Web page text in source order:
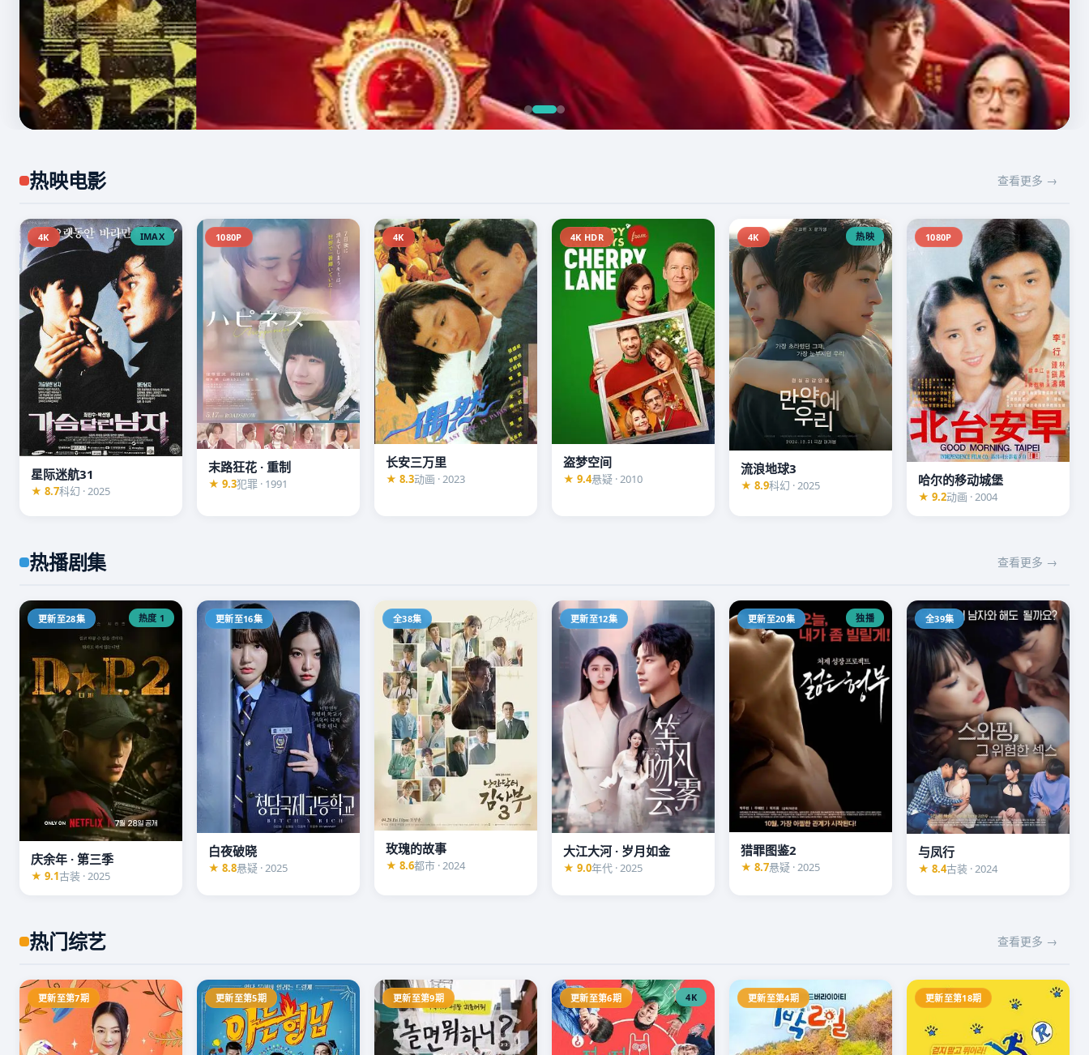
🎬 高分必看
深渊回响
★ 9.52025 · 悬疑 · 16集 1080P
十年前的旧案卷宗被翻开，菜鸟刑警与退休犯罪心理专家联手追查。每一层真
相背后，都是更深的深渊。豆瓣开分9.5，年度神作。
热映电影 查看更多 →
4K IMAX
星际迷航31
★ 8.7科幻 · 2025
1080P
末路狂花 · 重制
★ 9.3犯罪 · 1991
4K
长安三万里
★ 8.3动画 · 2023
4K HDR
盗梦空间
★ 9.4悬疑 · 2010
4K 热映
流浪地球3
★ 8.9科幻 · 2025
1080P
哈尔的移动城堡
★ 9.2动画 · 2004
热播剧集 查看更多 →
更新至28集 热度 1
庆余年 · 第三季
★ 9.1古装 · 2025
更新至16集
白夜破晓
★ 8.8悬疑 · 2025
全38集
玫瑰的故事
★ 8.6都市 · 2024
更新至12集
大江大河 · 岁月如金
★ 9.0年代 · 2025
更新至20集 独播
猎罪图鉴2
★ 8.7悬疑 · 2025
全39集
与凤行
★ 8.4古装 · 2024
热门综艺 查看更多 →
更新至第7期 更新至第5期 更新至第9期 更新至第6期 4K 更新至第4期 更新至第18期